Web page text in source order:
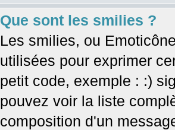
Que sont les smilies ?
Les smilies, ou
utilisées pour exprimer
petit code, exemple : :)
pouvez voir la liste
composition d'un